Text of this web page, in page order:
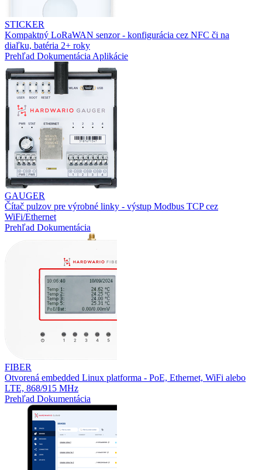
STICKER
Kompaktný LoRaWAN senzor - konfigurácia cez NFC či na
diaľku, batéria 2+ roky
Prehľad Dokumentácia Aplikácie
GAUGER
Čítač pulzov pre výrobné linky - výstup Modbus TCP cez
WiFi/Ethernet
Prehľad Dokumentácia
FIBER
Otvorená embedded Linux platforma - PoE, Ethernet, WiFi alebo
LTE, 868/915 MHz
Prehľad Dokumentácia